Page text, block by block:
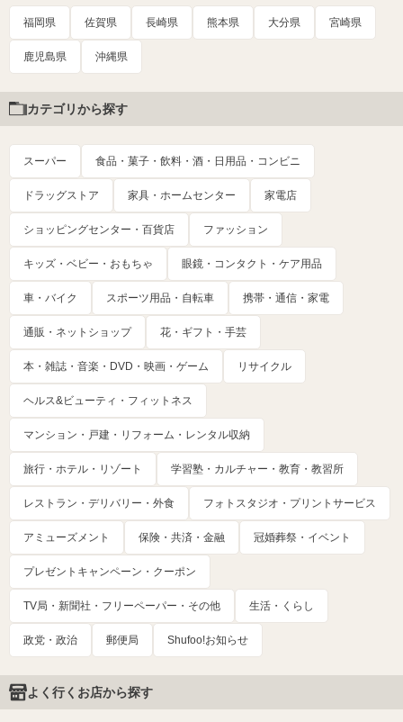
福岡県 佐賀県 長崎県 熊本県 大分県 宮崎県
鹿児島県 沖縄県
カテゴリから探す
スーパー 食品・菓子・飲料・酒・日用品・コンビニ
ドラッグストア 家具・ホームセンター 家電店
ショッピングセンター・百貨店 ファッション
キッズ・ベビー・おもちゃ 眼鏡・コンタクト・ケア用品
車・バイク スポーツ用品・自転車 携帯・通信・家電
通販・ネットショップ 花・ギフト・手芸
本・雑誌・音楽・DVD・映画・ゲーム リサイクル
ヘルス&ビューティ・フィットネス
マンション・戸建・リフォーム・レンタル収納
旅行・ホテル・リゾート 学習塾・カルチャー・教育・教習所
レストラン・デリバリー・外食 フォトスタジオ・プリントサービス
アミューズメント 保険・共済・金融 冠婚葬祭・イベント
プレゼントキャンペーン・クーポン
TV局・新聞社・フリーペーパー・その他 生活・くらし
政党・政治 郵便局 Shufoo!お知らせ
よく行くお店から探す